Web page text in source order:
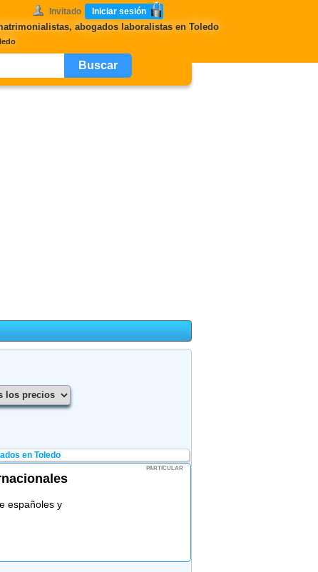
Invitado Iniciar sesión
abogados laboralistas en Toledo
en Toledo
PARTICULAR
españoles y